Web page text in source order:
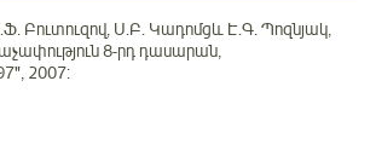
Բուտուզով, Ս.Բ. Կադոմցև Է.Գ. Պոզնյակ,
8-րդ դասարան,
2007: